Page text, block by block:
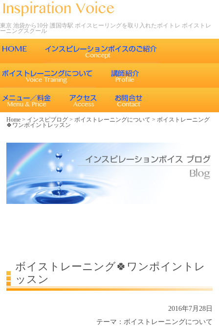
東京 池袋から10分 護国寺駅 ボイスヒーリングを取り入れたボイトレ ボイストレ
ーニングスクール
ごあいさつ
インスピレーションボイスの特徴
エネルギーワークとヒーリング効果
ボイスヒーリング
声について
インスピレーションボイスのボイストレーニング
レッスン内容
コース紹介
歌うことの効果
Home > インスピブログ >ボイストレーニングについて >ボイストレーニング
🍀ワンポイントレッスン
ボイストレーニング🍀ワンポイントレ
ッスン
2016年7月28日
テーマ： ボイストレーニングについて